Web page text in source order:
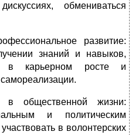
обмениваться
развитие:
знаний и навыков,
в карьерном росте и
в общественной жизни:
и политическим
в волонтерских